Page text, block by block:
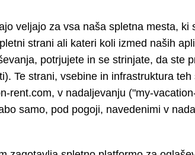
veljajo za vsa naša spletna mesta,
strani ali kateri koli izmed naših
potrjujete in se strinjate, da ste
Te strani, vsebine in infrastruktura
rent.com, v nadaljevanju ("my-
samo, pod pogoji, navedenimi v